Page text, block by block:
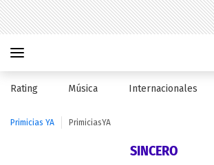
Rating Música Internacionales
Primicias YA PrimiciasYA
SINCERO